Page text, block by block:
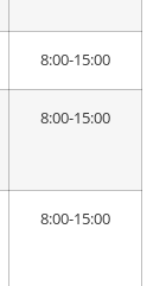
8:00-15:00
8:00-15:00
8:00-15:00